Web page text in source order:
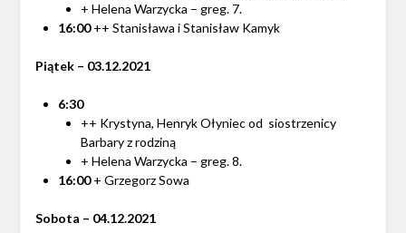
+ Helena Warzycka – greg. 7.
16:00++ Stanisława i Stanisław Kamyk
Piątek – 03.12.2021
6:30
++ Krystyna, Henryk Ołyniec od siostrzenicy
Barbary z rodziną
+ Helena Warzycka – greg. 8.
16:00+ Grzegorz Sowa
Sobota – 04.12.2021